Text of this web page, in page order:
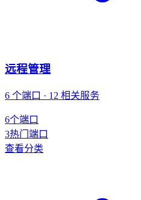
远程管理
6 个端口 · 12 相关服务
6个端口
3热门端口
查看分类